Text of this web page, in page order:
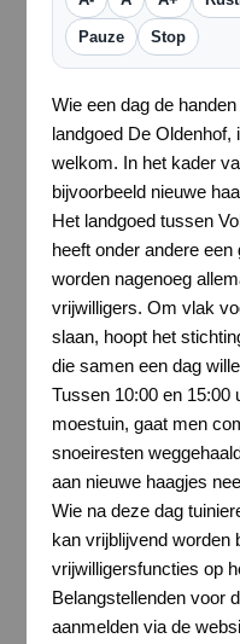
Pauze Stop
Wie een dag de
landgoed De
welkom. In het kader
bijvoorbeeld nieuwe
Het landgoed tussen
heeft onder andere
worden nagenoeg
vrijwilligers. Om vlak
slaan, hoopt het
die samen een dag
Tussen 10:00 en 15:00
moestuin, gaat men
snoeiresten
aan nieuwe haagjes
Wie na deze dag
kan vrijblijvend worden
vrijwilligersfuncties op
Belangstellenden voor
aanmelden via de